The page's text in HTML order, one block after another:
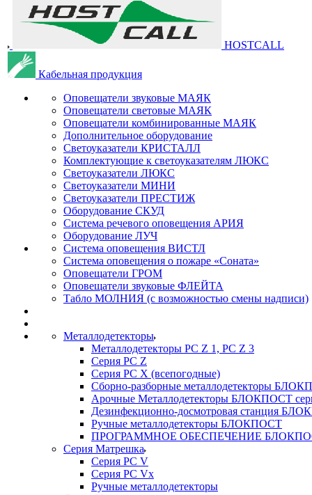
HOSTCALL
Кабельная продукция
Оповещатели звуковые МАЯК
Оповещатели световые МАЯК
Оповещатели комбинированные МАЯК
Дополнительное оборудование
Светоуказатели КРИСТАЛЛ
Комплектующие к светоуказателям ЛЮКС
Светоуказатели ЛЮКС
Светоуказатели МИНИ
Светоуказатели ПРЕСТИЖ
Оборудование СКУД
Система речевого оповещения АРИЯ
Оборудование ЛУЧ
Система оповещения ВИСТЛ
Система оповещения о пожаре «Соната»
Оповещатели ГРОМ
Оповещатели звуковые ФЛЕЙТА
Табло МОЛНИЯ (с возможностью смены надписи)
Металлодетекторы
Металлодетекторы РС Z 1, PC Z 3
Серия РС Z
Серия РС X (всепогодные)
Сборно-разборные металлодетекторы
Арочные Металлодетекторы БЛОКПОСТ
Дезинфекционно-досмотровая станция
Ручные металлодетекторы БЛОКПОСТ
ПРОГРАММНОЕ ОБЕСПЕЧЕНИЕ
Серия Матрешка
Серия PC V
Серия PC Vx
Ручные металлодетекторы